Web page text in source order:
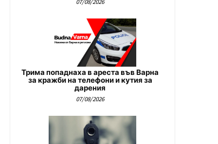
Трима попаднаха в ареста във Варна
за кражби на телефони и кутия за
дарения
07/08/2026